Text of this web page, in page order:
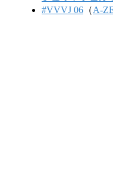
#VVVJ 06 （A-